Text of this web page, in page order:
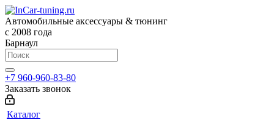
Автомобильные аксессуары & тюнинг
с 2008 года
Барнаул
+7 960-960-83-80
Заказать звонок
Каталог